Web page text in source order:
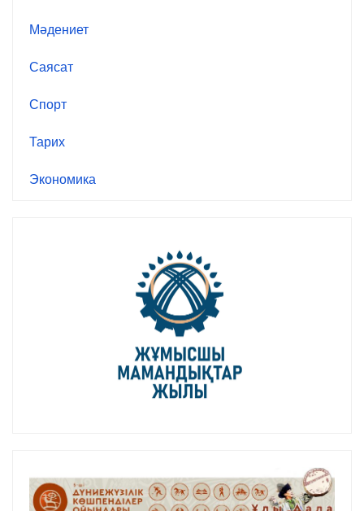
Мәдениет
Саясат
Спорт
Тарих
Экономика